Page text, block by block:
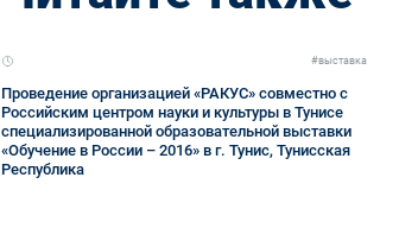
#выставка
Проведение организацией «РАКУС» совместно с
Российским центром науки и культуры в Тунисе
специализированной образовательной выставки
«Обучение в России – 2016» в г. Тунис, Тунисская
Республика